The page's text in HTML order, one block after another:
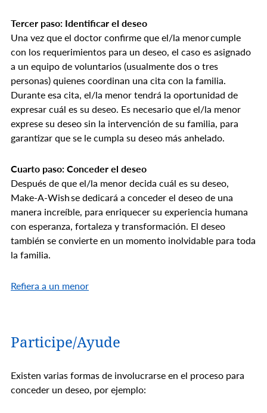
Tercer paso: Identificar el deseo
Una vez que el doctor confirme que el/la menor cumple
con los requerimientos para un deseo, el caso es asignado
a un equipo de voluntarios (usualmente dos o tres
personas) quienes coordinan una cita con la familia.
Durante esa cita, el/la menor tendrá la oportunidad de
expresar cuál es su deseo. Es necesario que el/la menor
exprese su deseo sin la intervención de su familia, para
garantizar que se le cumpla su deseo más anhelado.
Cuarto paso: Conceder el deseo
Después de que el/la menor decida cuál es su deseo,
Make-A-Wish se dedicará a conceder el deseo de una
manera increíble, para enriquecer su experiencia humana
con esperanza, fortaleza y transformación. El deseo
también se convierte en un momento inolvidable para toda
la familia.
Refiera a un menor
Participe/Ayude
Existen varias formas de involucrarse en el proceso para
conceder un deseo, por ejemplo: